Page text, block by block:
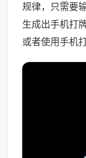
规律，只需要
生成出手机打
或者使用手机